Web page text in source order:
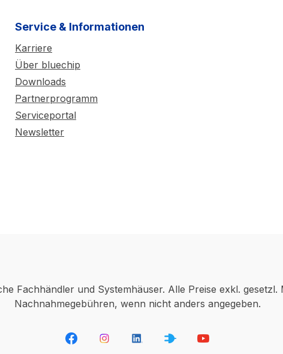
Service & Informationen
Karriere
Über bluechip
Downloads
Partnerprogramm
Serviceportal
Newsletter
Fachhändler und Systemhäuser. Alle Preise exkl.
Nachnahmegebühren, wenn nicht anders angegeben.